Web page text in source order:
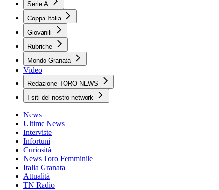
Serie A
Coppa Italia
Giovanili
Rubriche
Mondo Granata
Video
Redazione TORO NEWS
I siti del nostro network
News
Ultime News
Interviste
Infortuni
Curiosità
News Toro Femminile
Italia Granata
Attualità
TN Radio